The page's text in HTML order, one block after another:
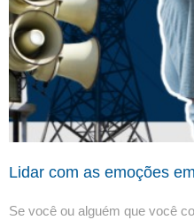
Lidar com as emoções
Se você ou alguém que você